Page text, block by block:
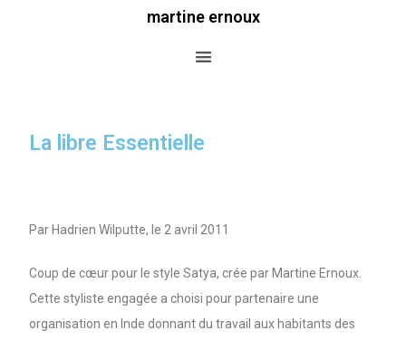
martine ernoux
La libre Essentielle
Par Hadrien Wilputte, le 2 avril 2011
Coup de cœur pour le style Satya, crée par Martine Ernoux.
Cette styliste engagée a choisi pour partenaire une
organisation en Inde donnant du travail aux habitants des